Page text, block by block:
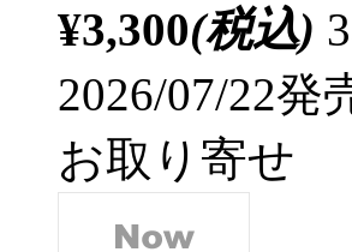
¥3,300(税込)
2026/07/22発
お取り寄せ